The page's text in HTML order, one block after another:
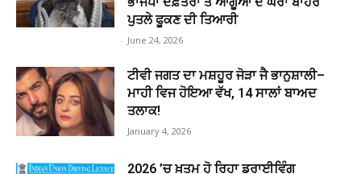
ਪੁਤਲੇ ਫੂਕਣ ਦੀ ਤਿਆਰੀ
June 24, 2026
ਟੀਵੀ ਜਗਤ ਦਾ ਮਸ਼ਹੂਰ ਜੋੜਾ ਜੈ ਭਾਨੁਸ਼ਾਲੀ–
ਮਾਹੀ ਵਿਜ ਹੋਇਆ ਵੱਖ, 14 ਸਾਲਾਂ ਬਾਅਦ
ਤਲਾਕ!
January 4, 2026
2026 ’ਚ ਖ਼ਤਮ ਹੋ ਰਿਹਾ ਡਰਾਈਵਿੰਗ